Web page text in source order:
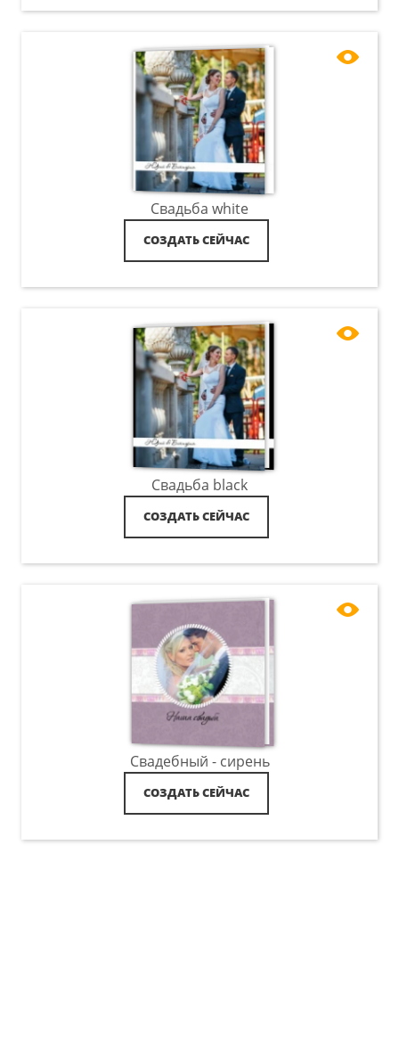
Свадьба white
СОЗДАТЬ СЕЙЧАС
Свадьба black
СОЗДАТЬ СЕЙЧАС
Свадебный - сирень
СОЗДАТЬ СЕЙЧАС